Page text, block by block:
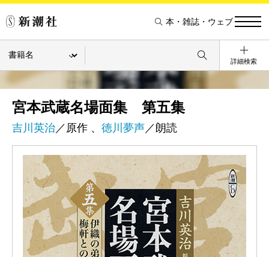
本・雑誌・ウェブ
詳細検索
宮本武蔵名場面集 第五集
吉川英治／原作 、 徳川夢声／朗読